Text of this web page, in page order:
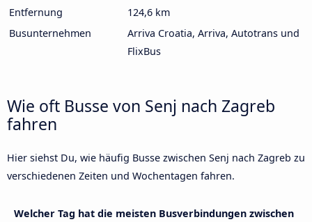
Entfernung
124,6 km
Busunternehmen
Arriva Croatia, Arriva, Autotrans und
FlixBus
Wie oft Busse von Senj nach Zagreb
fahren
Hier siehst Du, wie häufig Busse zwischen Senj nach Zagreb zu
verschiedenen Zeiten und Wochentagen fahren.
Welcher Tag hat die meisten Busverbindungen zwischen